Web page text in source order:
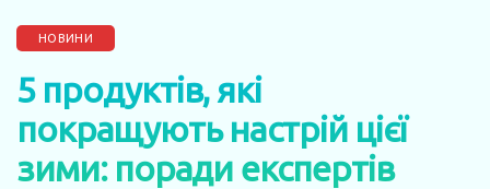
НОВИНИ
5 продуктів, які
покращують настрій цієї
зими: поради експертів